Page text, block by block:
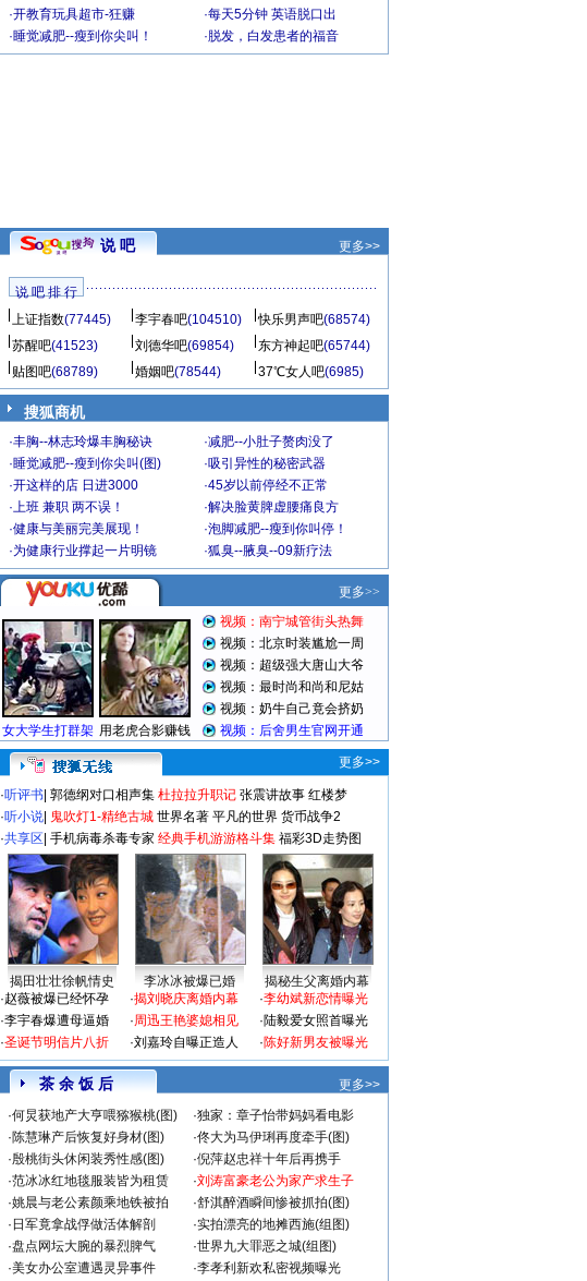
·开教育玩具超市-狂赚 ·每天5分钟 英语脱口出
·睡觉减肥--瘦到你尖叫！ · 脱发，白发患者的福音
说 吧 更多>>
说 吧 排 行
上证指数(77445) 李宇春吧(104510) 快乐男声吧(68574)
苏醒吧(41523) 刘德华吧(69854) 东方神起吧(65744)
贴图吧(68789) 婚姻吧(78544) 37℃女人吧(6985)
搜狐商机
·丰胸--林志玲爆丰胸秘诀 ·减肥--小肚子赘肉没了
·睡觉减肥--瘦到你尖叫(图) ·吸引异性的秘密武器
·开这样的店 日进3000 ·45岁以前停经不正常
·上班 兼职 两不误！ ·解决脸黄脾虚腰痛良方
·健康与美丽完美展现！ ·泡脚减肥--瘦到你叫停！
·为健康行业撑起一片明镜 ·狐臭--腋臭--09新疗法
更多>>
·听评书 郭德纲对口相声集 杜拉拉升职记 张震讲故事 红楼梦
·听小说 鬼吹灯1-精绝古城 世界名著 平凡的世界 货币战争2
·共享区 手机病毒杀毒专家 经典手机游游格斗集 福彩3D走势图
揭田壮壮徐帆情史 李冰冰被爆已婚
揭秘生父离婚内幕
·赵薇被爆已经怀孕
·李宇春爆遭母逼婚
·圣诞节明信片八折
·揭刘晓庆离婚内幕
·周迅王艳婆媳相见
·刘嘉玲自曝正造人
·李幼斌新恋情曝光
·陆毅爱女照首曝光
·陈好新男友被曝光
茶 余 饭 后
更多>>
·何炅获地产大亨喂猕猴桃(图) ·独家：章子怡带妈妈看电影
·陈慧琳产后恢复好身材(图) ·佟大为马伊琍再度牵手(图)
·殷桃街头休闲装秀性感(图) ·倪萍赵忠祥十年后再携手
·范冰冰红地毯服装皆为租赁 ·刘涛富豪老公为家产求生子
·姚晨与老公素颜乘地铁被拍 ·舒淇醉酒瞬间惨被抓拍(图)
· 日军竟拿战俘做活体解剖 ·实拍漂亮的地摊西施(组图)
·盘点网坛大腕的暴烈脾气 ·世界九大罪恶之城(组图)
·美女办公室遭遇灵异事件 ·李孝利新欢私密视频曝光